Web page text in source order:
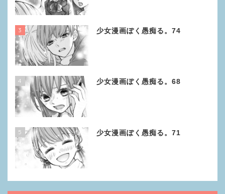
3 少女漫画ぽく愚痴る。74
4 少女漫画ぽく愚痴る。68
5 少女漫画ぽく愚痴る。71